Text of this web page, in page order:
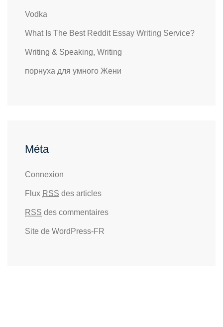
Vodka
What Is The Best Reddit Essay Writing Service?
Writing & Speaking, Writing
порнуха для умного Жени
Méta
Connexion
Flux RSS des articles
RSS des commentaires
Site de WordPress-FR